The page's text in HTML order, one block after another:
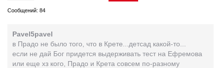
Сообщений: 84
Pavel5pavel
в Прадо не было того, что в Крете...детсад какой-то...
если не дай Бог придется выдерживать тест на Ефремова
или еще хз кого, Прадо и Крета совсем по-разному